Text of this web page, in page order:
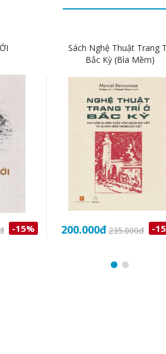
-15%
Sách Nghệ Thuật Trang
Bắc Kỳ (Bìa Mềm)
200.000đ235.000đ -